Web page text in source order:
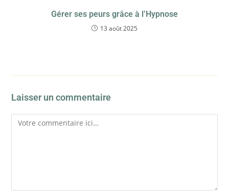
Gérer ses peurs grâce à l’Hypnose
13 août 2025
Laisser un commentaire